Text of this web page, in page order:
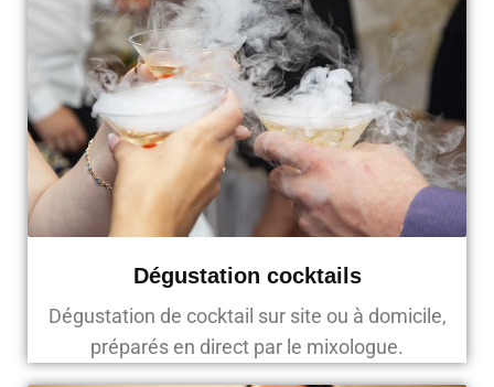
Dégustation cocktails
Dégustation de cocktail sur site ou à domicile,
préparés en direct par le mixologue.